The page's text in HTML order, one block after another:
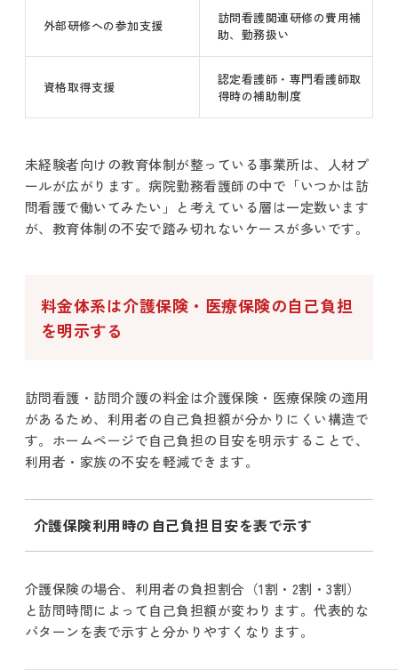
外部研修への参加支援
訪問看護関連研修の費用補
助、勤務扱い
資格取得支援
認定看護師・専門看護師取
得時の補助制度
未経験者向けの教育体制が整っている事業所は、人材プ
ールが広がります。病院勤務看護師の中で「いつかは訪
問看護で働いてみたい」と考えている層は一定数います
が、教育体制の不安で踏み切れないケースが多いです。
料金体系は介護保険・医療保険の自己負担
を明示する
訪問看護・訪問介護の料金は介護保険・医療保険の適用
があるため、利用者の自己負担額が分かりにくい構造で
す。ホームページで自己負担の目安を明示することで、
利用者・家族の不安を軽減できます。
介護保険利用時の自己負担目安を表で示す
介護保険の場合、利用者の負担割合（1割・2割・3割）
と訪問時間によって自己負担額が変わります。代表的な
パターンを表で示すと分かりやすくなります。